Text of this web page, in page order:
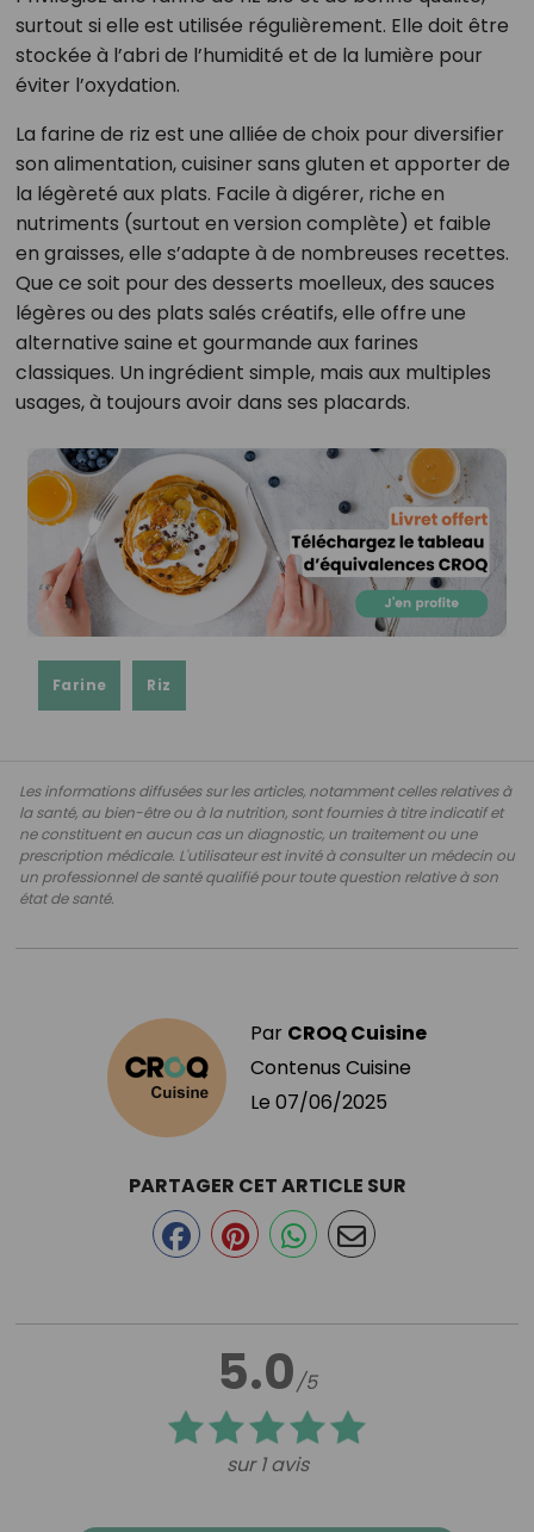
surtout si elle est utilisée régulièrement. Elle doit être
stockée à l’abri de l’humidité et de la lumière pour
éviter l’oxydation.
La farine de riz est une alliée de choix pour diversifier
son alimentation, cuisiner sans gluten et apporter de
la légèreté aux plats. Facile à digérer, riche en
nutriments (surtout en version complète) et faible
en graisses, elle s’adapte à de nombreuses recettes.
Que ce soit pour des desserts moelleux, des sauces
légères ou des plats salés créatifs, elle offre une
alternative saine et gourmande aux farines
classiques. Un ingrédient simple, mais aux multiples
usages, à toujours avoir dans ses placards.
Farine Riz
Les informations diffusées sur les articles, notamment celles relatives à
la santé, au bien-être ou à la nutrition, sont fournies à titre indicatif et
ne constituent en aucun cas un diagnostic, un traitement ou une
prescription médicale. L'utilisateur est invité à consulter un médecin ou
un professionnel de santé qualifié pour toute question relative à son
état de santé.
Par CROQ Cuisine
Contenus Cuisine
Le 07/06/2025
5.0/5
sur 1 avis
PARTAGER CET ARTICLE SUR